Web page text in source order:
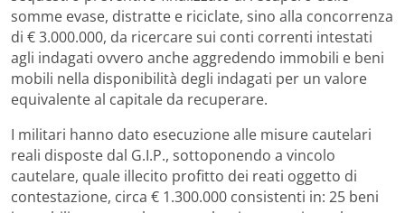
somme evase, distratte e riciclate, sino alla concorrenza
di € 3.000.000, da ricercare sui conti correnti intestati
agli indagati ovvero anche aggredendo immobili e beni
mobili nella disponibilità degli indagati per un valore
equivalente al capitale da recuperare.
I militari hanno dato esecuzione alle misure cautelari
reali disposte dal G.I.P., sottoponendo a vincolo
cautelare, quale illecito profitto dei reati oggetto di
contestazione, circa € 1.300.000 consistenti in: 25 beni